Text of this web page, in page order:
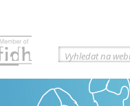
Vyhledat na